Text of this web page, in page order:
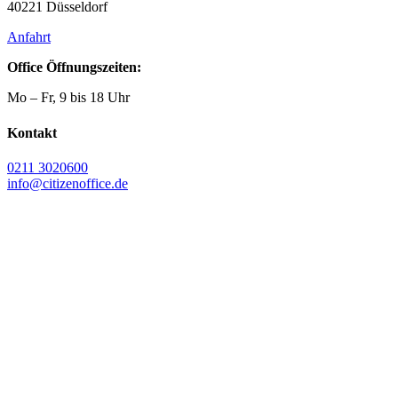
40221 Düsseldorf
Anfahrt
Office Öffnungszeiten:
Mo – Fr, 9 bis 18 Uhr
Kontakt
0211 3020600
info@citizenoffice.de